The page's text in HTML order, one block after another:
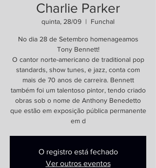
Charlie Parker
quinta, 28/09
  |
Funchal
No dia 28 de Setembro homenageamos
Tony Bennett!
O cantor norte-americano de traditional pop
standards, show tunes, e jazz, conta com
mais de 70 anos de carreira. Bennett
também foi um talentoso pintor, tendo criado
obras sob o nome de Anthony Benedetto
que estão em exposição pública permanente
em d
O registro está fechado
Ver outros eventos